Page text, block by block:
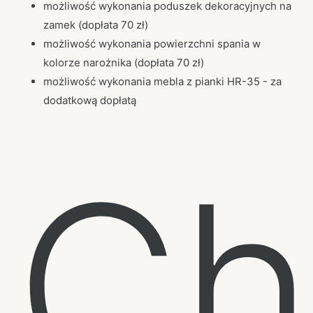
możliwość wykonania poduszek dekoracyjnych na
zamek (dopłata 70 zł)
możliwość wykonania powierzchni spania w
kolorze narożnika (dopłata 70 zł)
możliwość wykonania mebla z pianki HR-35 - za
dodatkową dopłatą